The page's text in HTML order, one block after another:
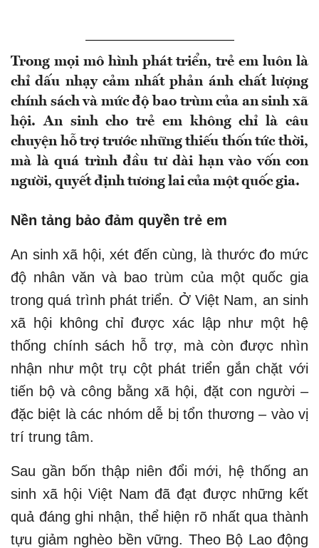
Trong mọi mô hình phát triển, trẻ em luôn là
chỉ dấu nhạy cảm nhất phản ánh chất lượng
chính sách và mức độ bao trùm của an sinh xã
hội. An sinh cho trẻ em không chỉ là câu
chuyện hỗ trợ trước những thiếu thốn tức thời,
mà là quá trình đầu tư dài hạn vào vốn con
người, quyết định tương lai của một quốc gia.
Nền tảng bảo đảm quyền trẻ em
An sinh xã hội, xét đến cùng, là thước đo mức
độ nhân văn và bao trùm của một quốc gia
trong quá trình phát triển. Ở Việt Nam, an sinh
xã hội không chỉ được xác lập như một hệ
thống chính sách hỗ trợ, mà còn được nhìn
nhận như một trụ cột phát triển gắn chặt với
tiến bộ và công bằng xã hội, đặt con người –
đặc biệt là các nhóm dễ bị tổn thương – vào vị
trí trung tâm.
Sau gần bốn thập niên đổi mới, hệ thống an
sinh xã hội Việt Nam đã đạt được những kết
quả đáng ghi nhận, thể hiện rõ nhất qua thành
tựu giảm nghèo bền vững. Theo Bộ Lao động